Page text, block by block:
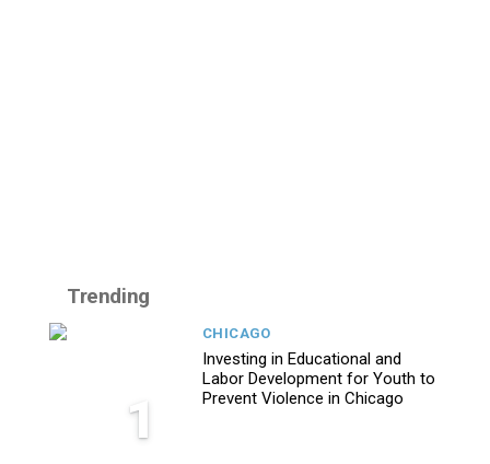
Trending
1
CHICAGO
Investing in Educational and
Labor Development for Youth to
Prevent Violence in Chicago